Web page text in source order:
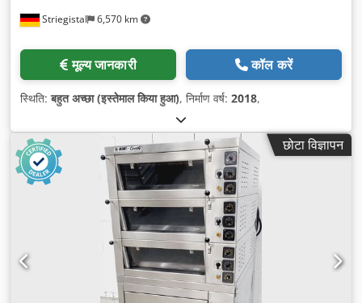
Striegistal 6,570 km
मूल्य जानकारी कॉल करें
स्थिति:बहुत अच्छा (इस्तेमाल किया हुआ), निर्माण वर्ष: 2018,
छोटा विज्ञापन